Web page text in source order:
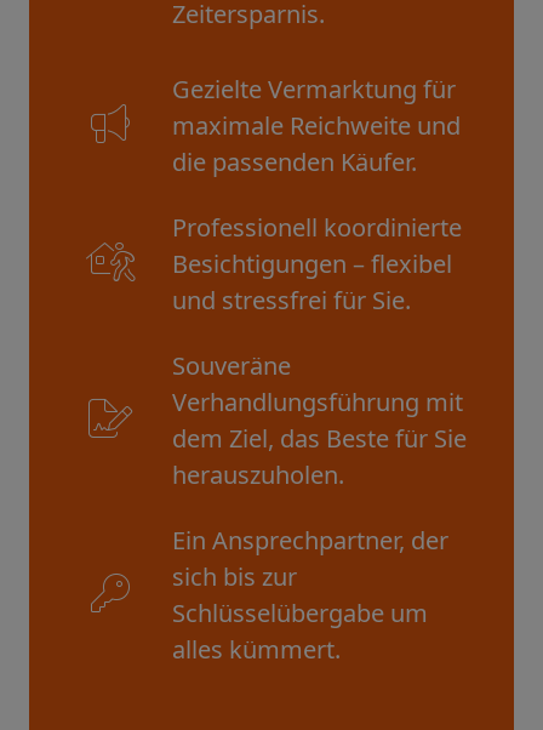
Zeitersparnis.
Gezielte Vermarktung für
maximale Reichweite und
die passenden Käufer.
Professionell koordinierte
Besichtigungen – flexibel
und stressfrei für Sie.
Souveräne
Verhandlungsführung mit
dem Ziel, das Beste für Sie
herauszuholen.
Ein Ansprechpartner, der
sich bis zur
Schlüsselübergabe um
alles kümmert.